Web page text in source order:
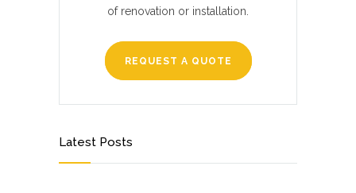
of renovation or installation.
REQUEST A QUOTE
Latest Posts